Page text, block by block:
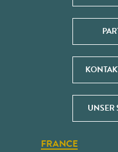
UNSER
FRANCE